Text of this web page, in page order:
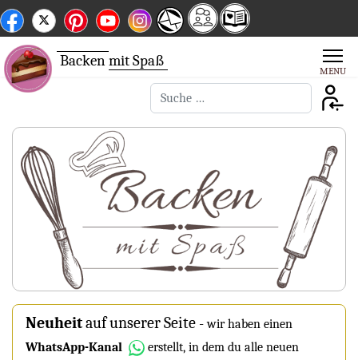
Backenmit Spaß
Suchen
Neuheitauf unserer Seite -wir haben einen
WhatsApp-Kanal
erstellt, in dem du alle neuen